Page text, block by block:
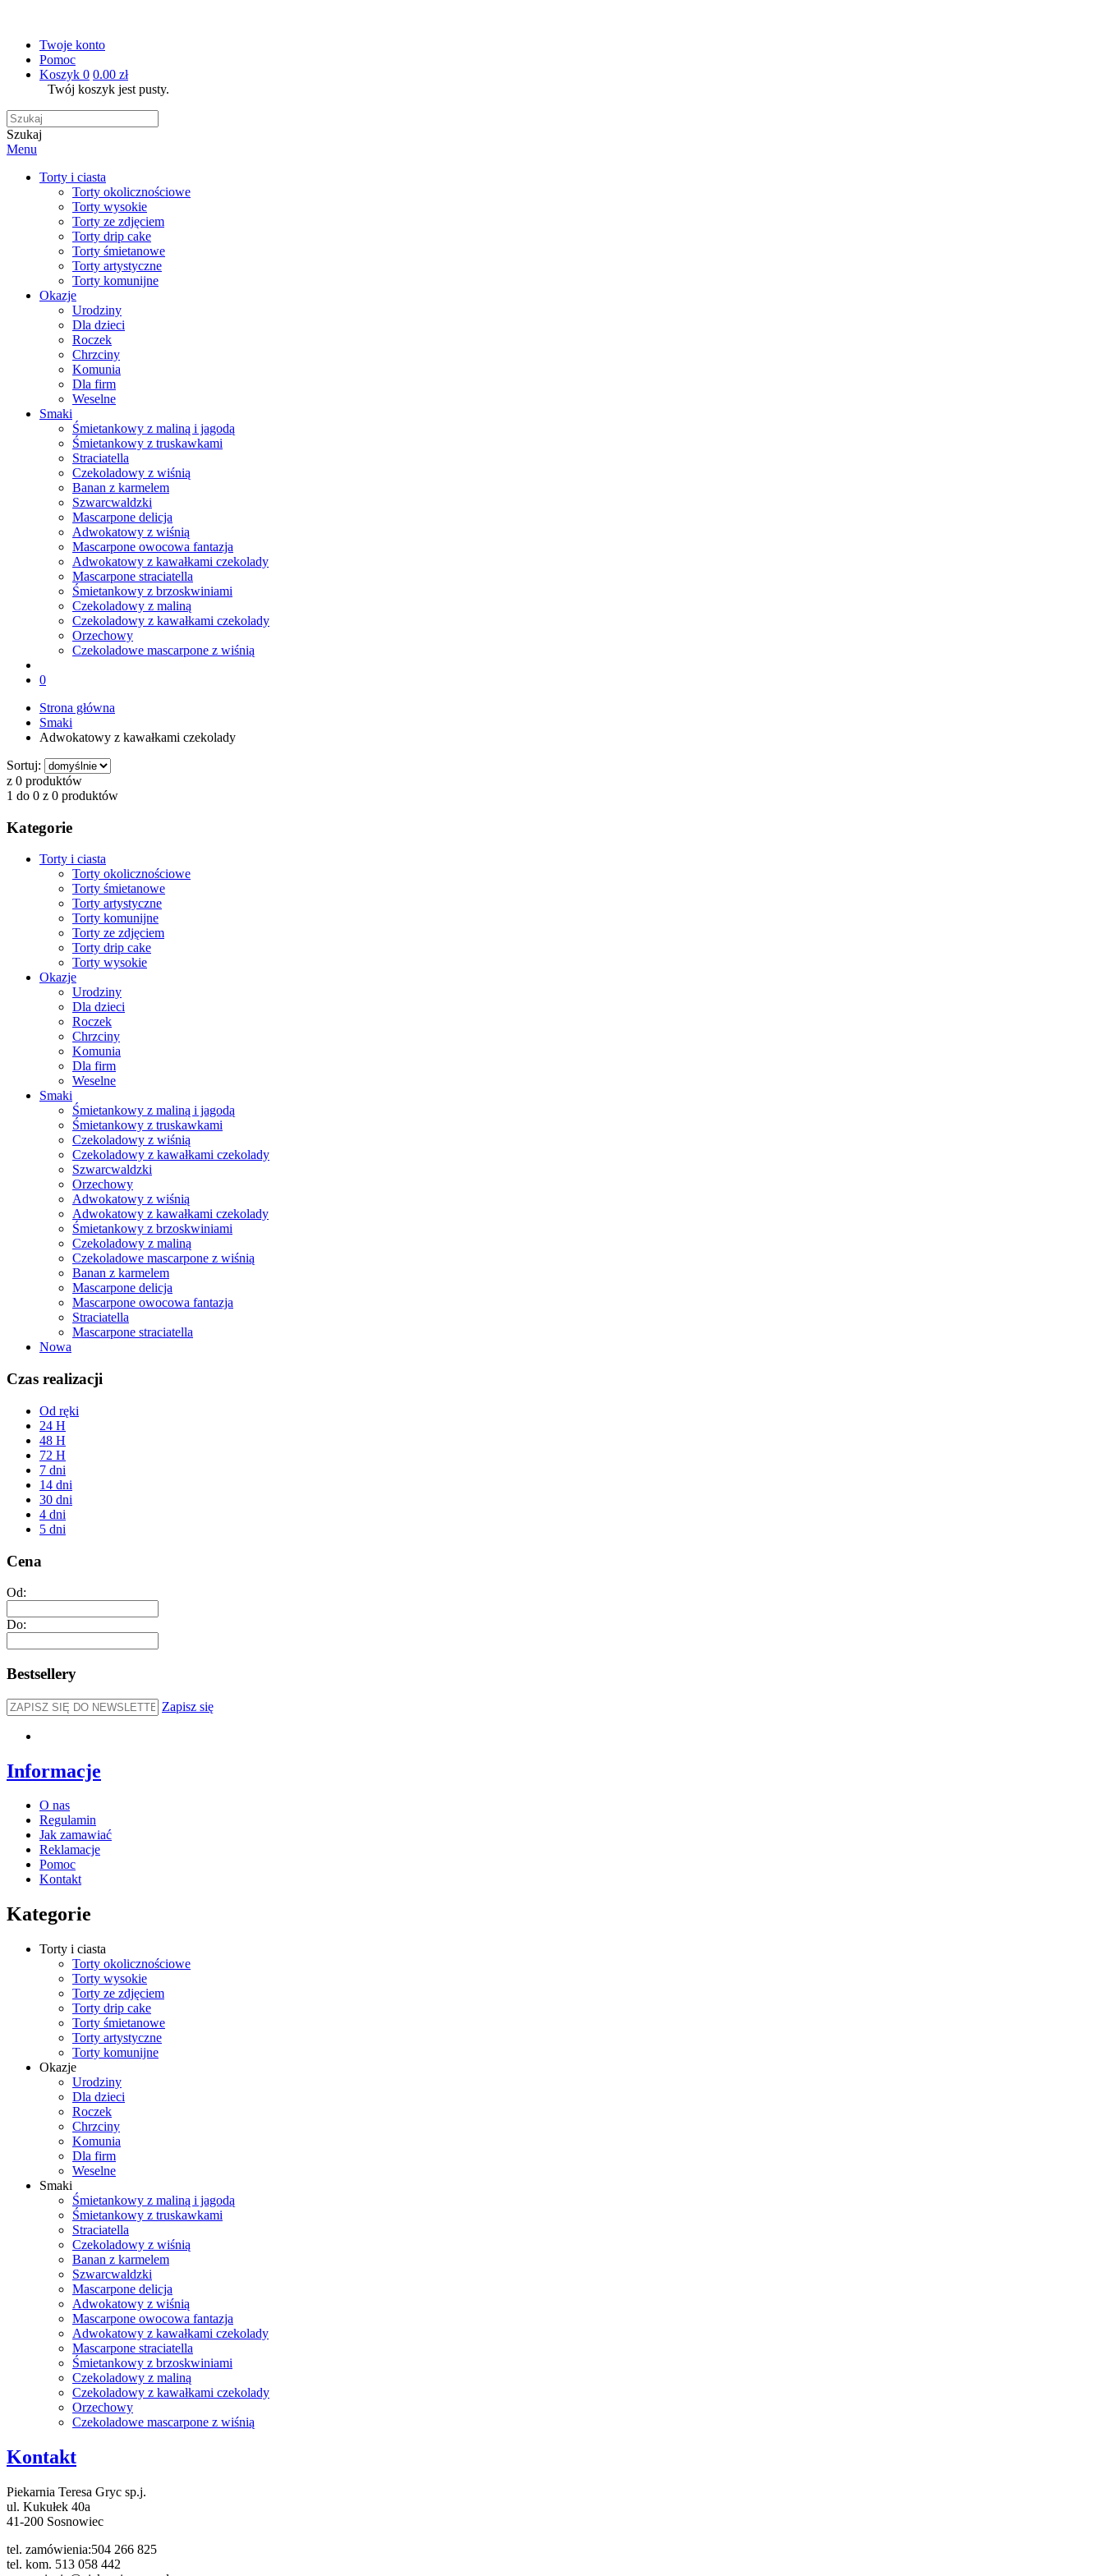
Twoje konto
Pomoc
Koszyk 0 0.00 zł
Twój koszyk jest pusty.
Szukaj
Menu
Torty i ciasta
Torty okolicznościowe
Torty wysokie
Torty ze zdjęciem
Torty drip cake
Torty śmietanowe
Torty artystyczne
Torty komunijne
Okazje
Urodziny
Dla dzieci
Roczek
Chrzciny
Komunia
Dla firm
Weselne
Smaki
Śmietankowy z maliną i jagodą
Śmietankowy z truskawkami
Straciatella
Czekoladowy z wiśnią
Banan z karmelem
Szwarcwaldzki
Mascarpone delicja
Adwokatowy z wiśnią
Mascarpone owocowa fantazja
Adwokatowy z kawałkami czekolady
Mascarpone straciatella
Śmietankowy z brzoskwiniami
Czekoladowy z maliną
Czekoladowy z kawałkami czekolady
Orzechowy
Czekoladowe mascarpone z wiśnią
0
Strona główna
Smaki
Adwokatowy z kawałkami czekolady
Sortuj:
z 0 produktów
1 do 0 z 0 produktów
Kategorie
Torty i ciasta
Torty okolicznościowe
Torty śmietanowe
Torty artystyczne
Torty komunijne
Torty ze zdjęciem
Torty drip cake
Torty wysokie
Okazje
Urodziny
Dla dzieci
Roczek
Chrzciny
Komunia
Dla firm
Weselne
Smaki
Śmietankowy z maliną i jagodą
Śmietankowy z truskawkami
Czekoladowy z wiśnią
Czekoladowy z kawałkami czekolady
Szwarcwaldzki
Orzechowy
Adwokatowy z wiśnią
Adwokatowy z kawałkami czekolady
Śmietankowy z brzoskwiniami
Czekoladowy z maliną
Czekoladowe mascarpone z wiśnią
Banan z karmelem
Mascarpone delicja
Mascarpone owocowa fantazja
Straciatella
Mascarpone straciatella
Nowa
Czas realizacji
Od ręki
24 H
48 H
72 H
7 dni
14 dni
30 dni
4 dni
5 dni
Cena
Od:
Do:
Bestsellery
Zapisz się
Informacje
O nas
Regulamin
Jak zamawiać
Reklamacje
Pomoc
Kontakt
Kategorie
Torty i ciasta
Torty okolicznościowe
Torty wysokie
Torty ze zdjęciem
Torty drip cake
Torty śmietanowe
Torty artystyczne
Torty komunijne
Okazje
Urodziny
Dla dzieci
Roczek
Chrzciny
Komunia
Dla firm
Weselne
Smaki
Śmietankowy z maliną i jagodą
Śmietankowy z truskawkami
Straciatella
Czekoladowy z wiśnią
Banan z karmelem
Szwarcwaldzki
Mascarpone delicja
Adwokatowy z wiśnią
Mascarpone owocowa fantazja
Adwokatowy z kawałkami czekolady
Mascarpone straciatella
Śmietankowy z brzoskwiniami
Czekoladowy z maliną
Czekoladowy z kawałkami czekolady
Orzechowy
Czekoladowe mascarpone z wiśnią
Kontakt
Piekarnia Teresa Gryc sp.j.
ul. Kukułek 40a
41-200 Sosnowiec
tel. zamówienia:504 266 825
tel. kom. 513 058 442